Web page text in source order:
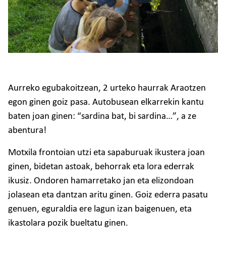
Aurreko egubakoitzean, 2 urteko haurrak Araotzen
egon ginen goiz pasa. Autobusean elkarrekin kantu
baten joan ginen: “sardina bat, bi sardina…”, a ze
abentura!
Motxila frontoian utzi eta sapaburuak ikustera joan
ginen, bidetan astoak, behorrak eta lora ederrak
ikusiz. Ondoren hamarretako jan eta elizondoan
jolasean eta dantzan aritu ginen. Goiz ederra pasatu
genuen, eguraldia ere lagun izan baigenuen, eta
ikastolara pozik bueltatu ginen.